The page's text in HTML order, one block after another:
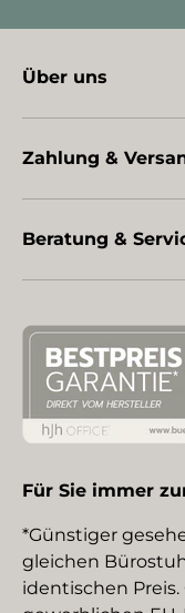
Über uns
Zahlung &
Beratung &
Für Sie immer
*Günstiger
gleichen
identischen